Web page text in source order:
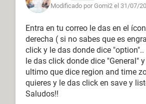
Modificado por Gomi2 el 31/07/
Entra en tu correo le das en el
derecha ( si no sabes que es
click y le das donde dice
le das click donde dice "General"
ultimo que dice region and time
quieres y le das click en save y
Saludos!!